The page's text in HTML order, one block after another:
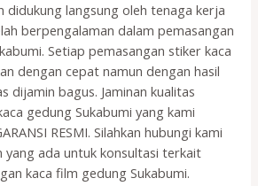
didukung langsung oleh tenaga kerja
berpengalaman dalam pemasangan
Setiap pemasangan stiker kaca
dengan cepat namun dengan hasil
dijamin bagus. Jaminan kualitas
gedung Sukabumi yang kami
RESMI. Silahkan hubungi kami
ada untuk konsultasi terkait
kaca film gedung Sukabumi.